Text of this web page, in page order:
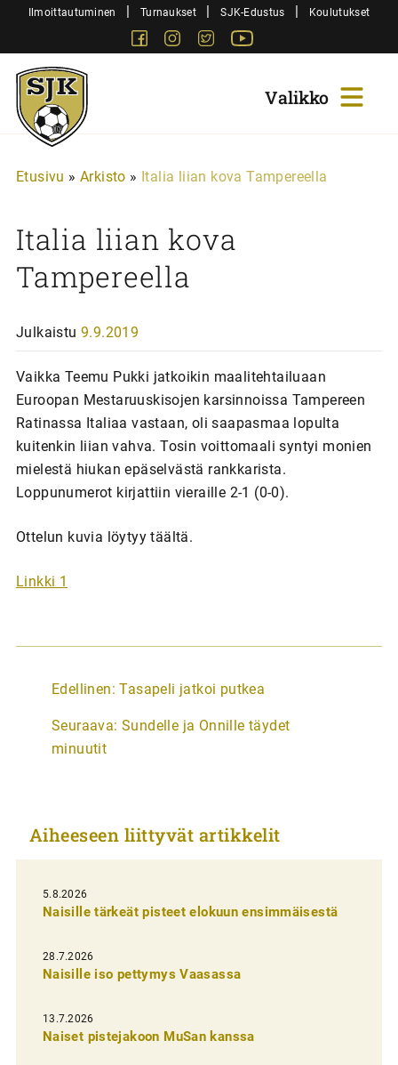
SiirryIlmoittautuminen | Turnaukset | SJK-Edustus | Koulutukset
FacebookInstagram
Twitter
Sjk-
Juniorit
Etusivu » Arkisto » Italia liian kova Tampereella
Italia liian kova
Tampereella
Julkaistu 9.9.2019
Vaikka Teemu Pukki jatkoikin maalitehtailuaan
Euroopan Mestaruuskisojen karsinnoissa Tampereen
Ratinassa Italiaa vastaan, oli saapasmaa lopulta
kuitenkin liian vahva. Tosin voittomaali syntyi monien
mielestä hiukan epäselvästä rankkarista.
Loppunumerot kirjattiin vieraille 2-1 (0-0).
Ottelun kuvia löytyy täältä.
Linkki 1
A
t
i
e
i
e
n
s
e
l
Edellinen: Tasapeli jatkoi putkea
Seuraava: Sundelle ja Onnille täydet
minuutit
Aiheeseen liittyvät artikkelit
5.8.2026
Naisille tärkeät pisteet elokuun ensimmäisestä
28.7.2026
Naisille iso pettymys Vaasassa
13.7.2026
Naiset pistejakoon MuSan kanssa